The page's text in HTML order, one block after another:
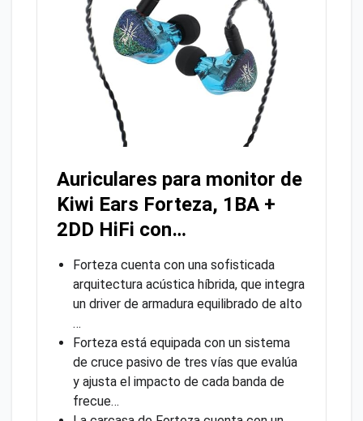
Auriculares para monitor de
Kiwi Ears Forteza, 1BA +
2DD HiFi con…
Forteza cuenta con una sofisticada
arquitectura acústica híbrida, que integra
un driver de armadura equilibrado de alto
…
Forteza está equipada con un sistema
de cruce pasivo de tres vías que evalúa
y ajusta el impacto de cada banda de
frecue…